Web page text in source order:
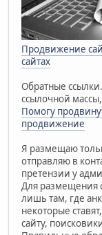
Продвижение
сайтах
Обратные
ссылочной
Помогу
продвижение
Я размещаю
отправляю в
претензии у
Для размещения
лишь там, где
некоторые
сайту,